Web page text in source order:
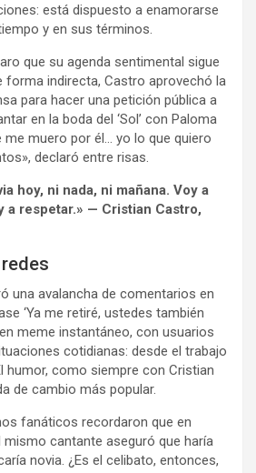
está dispuesto a enamorarse
y en sus términos.
que su agenda sentimental sigue
forma indirecta, Castro aprovechó la
para hacer una petición pública a
en la boda del ‘Sol’ con Paloma
me muero por él… yo lo que quiero
declaró entre risas.
hoy, ni nada, ni mañana. Voy a
a respetar.» — Cristian Castro,
una avalancha de comentarios en
‘Ya me retiré, ustedes también
meme instantáneo, con usuarios
cotidianas: desde el trabajo
humor, como siempre con Cristian
de cambio más popular.
fanáticos recordaron que en
cantante aseguró que haría
novia. ¿Es el celibato, entonces,